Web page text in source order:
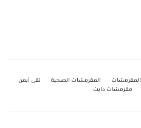
المقرمشات المقرمشات الصحية
تقى أيمن
مقرمشات دايت